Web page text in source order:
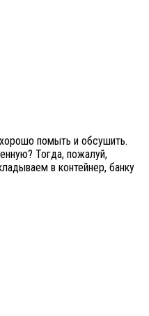
помыть и обсушить.
Тогда, пожалуй,
в контейнер, банку